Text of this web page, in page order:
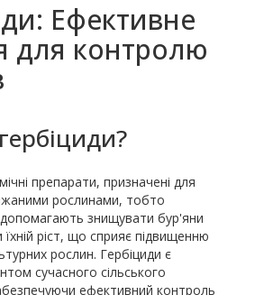
Ефективне
для контролю
препарати, призначені для
рослинами, тобто
знищувати бур'яни
їхній ріст, що сприяє підвищенню
рослин. Гербіциди є
сучасного сільського
ефективний контроль